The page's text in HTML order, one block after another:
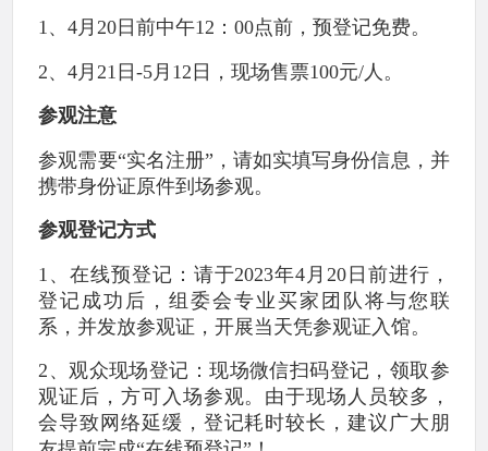
1、4月20日前中午12：00点前，预登记免费。
2、4月21日-5月12日，现场售票100元/人。
参观注意
参观需要“实名注册”，请如实填写身份信息，并
携带身份证原件到场参观。
参观登记方式
1、在线预登记：请于2023年4月20日前进行，
登记成功后，组委会专业买家团队将与您联
系，并发放参观证，开展当天凭参观证入馆。
2、观众现场登记：现场微信扫码登记，领取参
观证后，方可入场参观。由于现场人员较多，
会导致网络延缓，登记耗时较长，建议广大朋